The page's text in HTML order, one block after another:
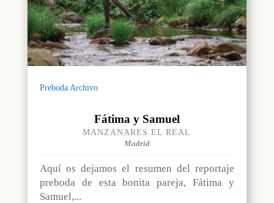
Preboda Archivo
Fátima y Samuel
MANZANARES EL REAL
Madrid
Aquí os dejamos el resumen del reportaje
preboda de esta bonita pareja, Fátima y
Samuel,...